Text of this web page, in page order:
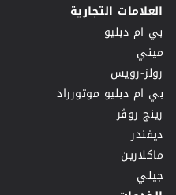
العلامات التجارية
بي ام دبليو
ميني
رولز-رويس
بي ام دبليو موتورراد
رينج روڤر
ديفندر
ماكلارين
جيلي